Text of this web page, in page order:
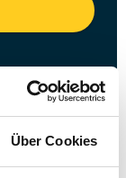
Über Cookies